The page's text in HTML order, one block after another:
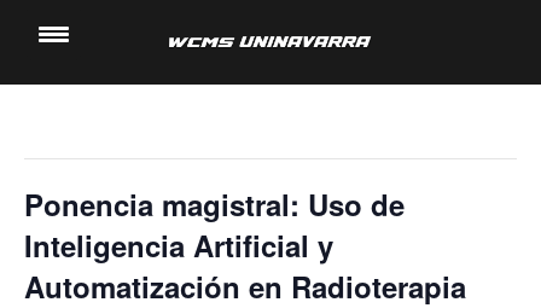
Ponencia magistral: Uso de
Inteligencia Artificial y
Automatización en Radioterapia